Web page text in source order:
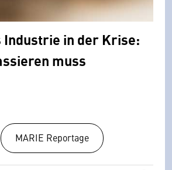
Industrie in der Krise:
muss
MARIE Reportage